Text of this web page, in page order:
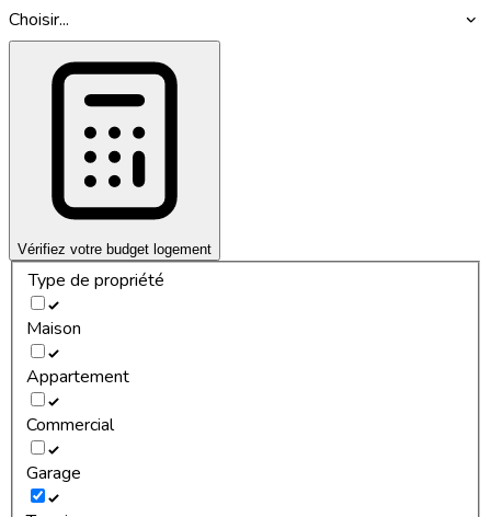
Choisir...
Vérifiez votre budget logement
Type de propriété
Maison
Appartement
Commercial
Garage